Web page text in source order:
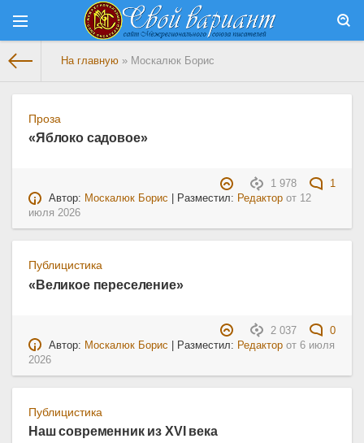
На главную » Москалюк Борис
Проза
«Яблоко садовое»
1 978
1
Автор: Москалюк Борис | Разместил: Редактор от 12
июля 2026
Публицистика
«Великое переселение»
2 037
0
Автор: Москалюк Борис | Разместил: Редактор от6 июля
2026
Публицистика
Наш современник из XVI века